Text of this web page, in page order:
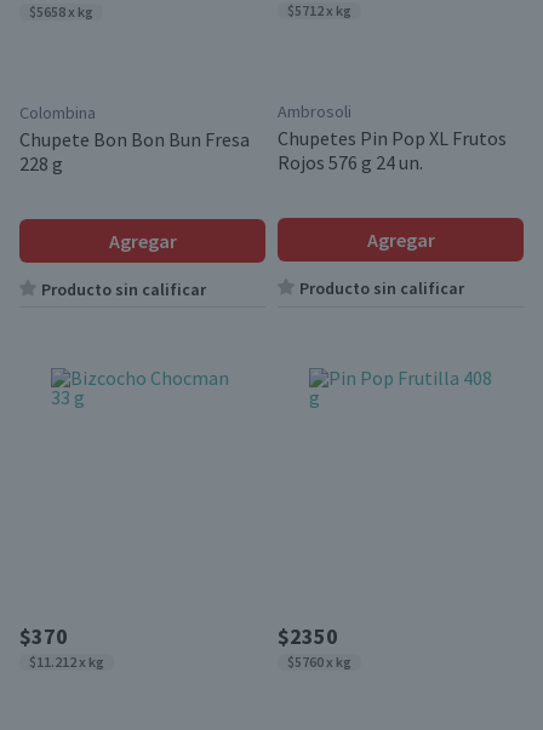
$5658 x kg
Colombina
Chupete Bon Bon Bun Fresa
228 g
Agregar
Producto sin calificar
$5712 x kg
Ambrosoli
Chupetes Pin Pop XL Frutos
Rojos 576 g 24 un.
Agregar
Producto sin calificar
$370
$11.212 x kg
$2350
$5760 x kg